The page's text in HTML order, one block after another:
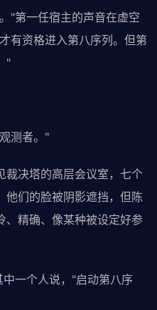
"第一任宿主的声音在虚空
有资格进入第八序列。但第
"
测者。"
裁决塔的高层会议室，七个
他们的脸被阴影遮挡，但陈
精确、像某种被设定好参
一个人说，"启动第八序